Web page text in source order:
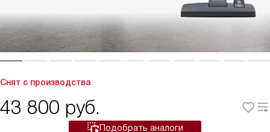
Снят с производства
43 800 руб.
Подобрать аналоги